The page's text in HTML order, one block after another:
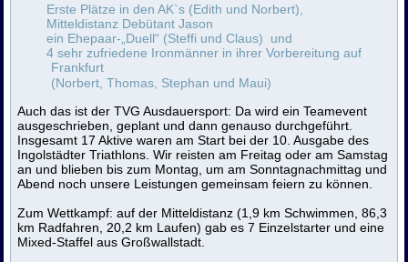
Erste Plätze in den AK`s (Edith und Norbert),
Mitteldistanz Debütant Jason
ein Ehepaar-„Duell“ (Steffi und Claus) und
4 sehr zufriedene Ironmänner in ihrer Vorbereitung auf
Frankfurt
(Norbert, Thomas, Stephan und Maui)
Auch das ist der TVG Ausdauersport: Da wird ein Teamevent
ausgeschrieben, geplant und dann genauso durchgeführt.
Insgesamt 17 Aktive waren am Start bei der 10. Ausgabe des
Ingolstädter Triathlons. Wir reisten am Freitag oder am Samstag
an und blieben bis zum Montag, um am Sonntagnachmittag und
Abend noch unsere Leistungen gemeinsam feiern zu können.
Zum Wettkampf: auf der Mitteldistanz (1,9 km Schwimmen, 86,3
km Radfahren, 20,2 km Laufen) gab es 7 Einzelstarter und eine
Mixed-Staffel aus Großwallstadt.